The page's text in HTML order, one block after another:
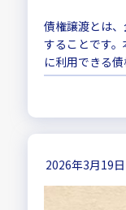
債権譲渡とは
することです
に利用できる
トや対抗要件
2026年3月19日